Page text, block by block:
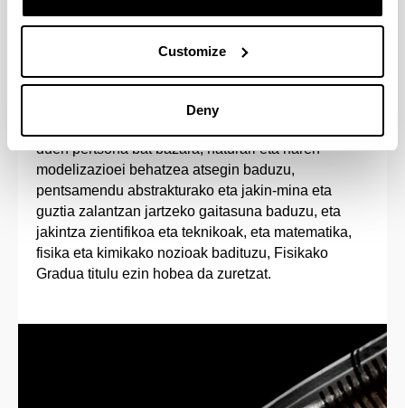
Customize
Deny
Sarrera-profila
duen pertsona bat bazara, naturari eta haren
modelizazioei behatzea atsegin baduzu,
pentsamendu abstrakturako eta jakin-mina eta
guztia zalantzan jartzeko gaitasuna baduzu, eta
jakintza zientifikoa eta teknikoak, eta matematika,
fisika eta kimikako nozioak badituzu, Fisikako
Gradua titulu ezin hobea da zuretzat.